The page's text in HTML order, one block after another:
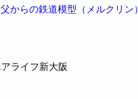
父からの鉄道模型（メルクリン）